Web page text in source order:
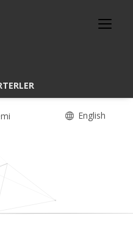
English